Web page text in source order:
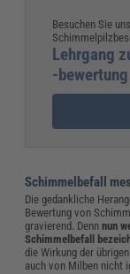
Besuchen Sie
Lehrgang
-
Schimmelbefall
Die gedankliche
Bewertung von
gravierend. Dennnun
Schimmelbefall
die Wirkung der
auch von Milben nicht